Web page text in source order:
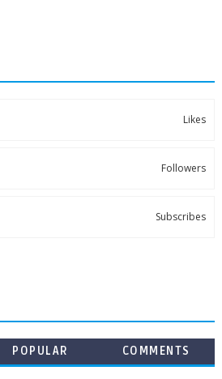
Likes
Followers
Subscribes
POPULAR COMMENTS